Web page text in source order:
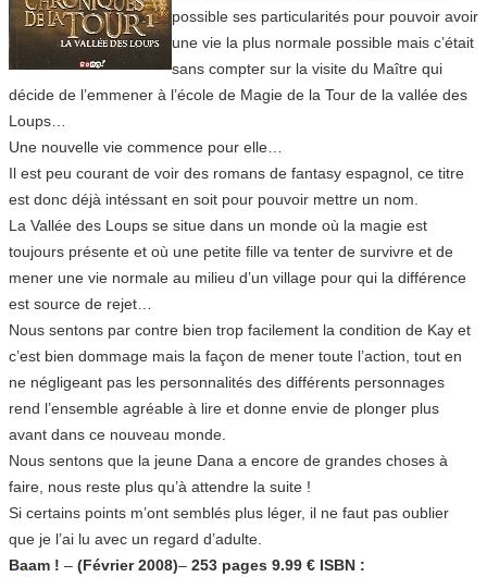
possible ses particularités pour pouvoir avoir
une vie la plus normale possible mais c’était
sans compter sur la visite du Maître qui
décide de l’emmener à l’école de Magie de la Tour de la vallée des
Loups…
Une nouvelle vie commence pour elle…
Il est peu courant de voir des romans de fantasy espagnol, ce titre
est donc déjà intéssant en soit pour pouvoir mettre un nom.
La Vallée des Loups se situe dans un monde où la magie est
toujours présente et où une petite fille va tenter de survivre et de
mener une vie normale au milieu d’un village pour qui la différence
est source de rejet…
Nous sentons par contre bien trop facilement la condition de Kay et
c’est bien dommage mais la façon de mener toute l’action, tout en
ne négligeant pas les personnalités des différents personnages
rend l’ensemble agréable à lire et donne envie de plonger plus
avant dans ce nouveau monde.
Nous sentons que la jeune Dana a encore de grandes choses à
faire, nous reste plus qu’à attendre la suite !
Si certains points m’ont semblés plus léger, il ne faut pas oublier
que je l’ai lu avec un regard d’adulte.
Baam ! – (Février 2008)– 253 pages 9.99 € ISBN :